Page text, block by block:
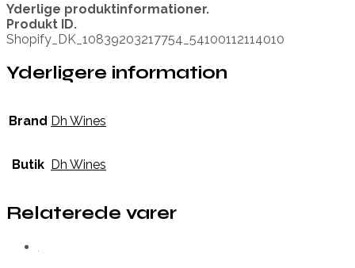
Yderlige produktinformationer.
Produkt ID.
Shopify_DK_10839203217754_54100112114010
Yderligere information
Brand Dh Wines
Butik Dh Wines
Relaterede varer